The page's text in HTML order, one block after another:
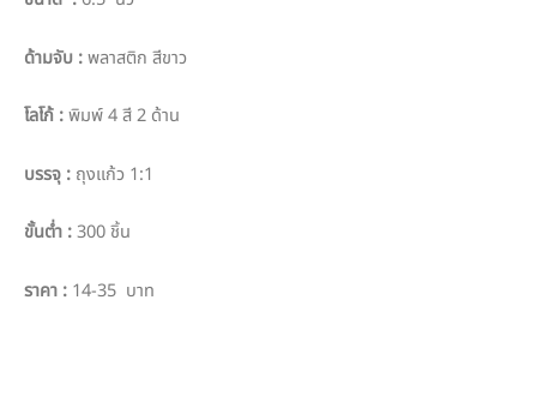
ด้ามจับ :พลาสติก สีขาว
โลโก้ :พิมพ์ 4 สี 2 ด้าน
บรรจุ : ถุงแก้ว 1:1
ขั้นต่ำ :300 ชิ้น
ราคา : 14-35 บาท